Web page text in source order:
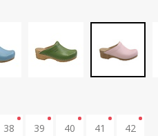
38 39 40 41 42